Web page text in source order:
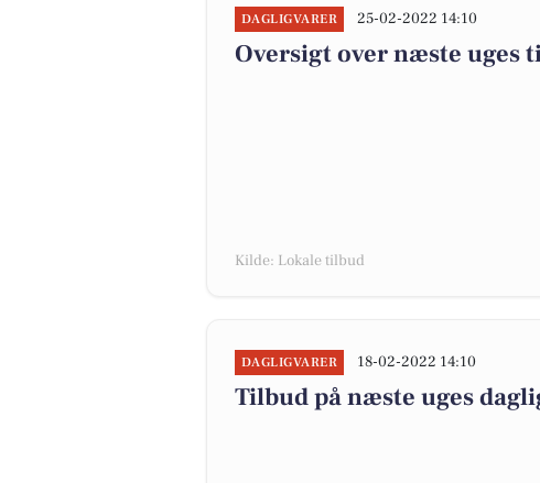
DAGLIGVARER 25-02-2022 14:10
Oversigt over næste uges
Kilde: Lokale tilbud
DAGLIGVARER 18-02-2022 14:10
Tilbud på næste uges